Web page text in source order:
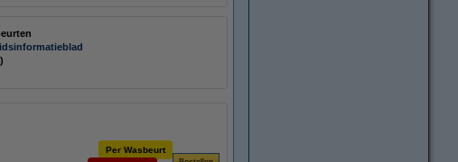
Per Wasbeurt